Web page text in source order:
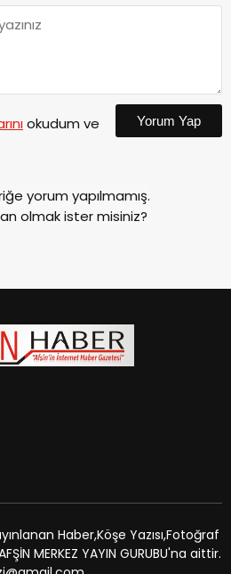
okudum ve
Yorum Yap
yorum yapılmamış.
olmak ister misiniz?
abone olarak, tarafınıza haber,
Haber,Köşe Yazısı,Fotoğraf
MERKEZ YAYIN GURUBU'na aittir.